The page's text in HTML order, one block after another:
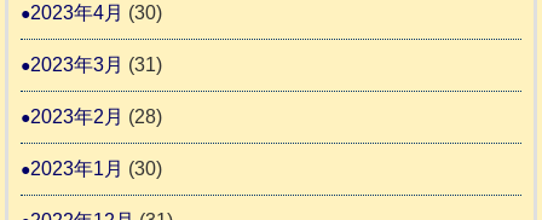
2023年4月 (30)
2023年3月 (31)
2023年2月 (28)
2023年1月 (30)